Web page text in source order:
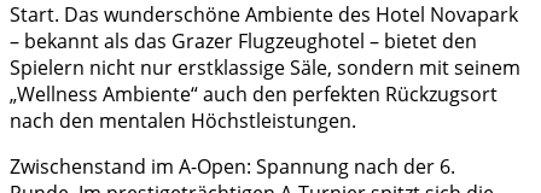
Start. Das wunderschöne Ambiente des Hotel Novapark
– bekannt als das Grazer Flugzeughotel – bietet den
Spielern nicht nur erstklassige Säle, sondern mit seinem
„Wellness Ambiente“ auch den perfekten Rückzugsort
nach den mentalen Höchstleistungen.
Zwischenstand im A-Open: Spannung nach der 6.